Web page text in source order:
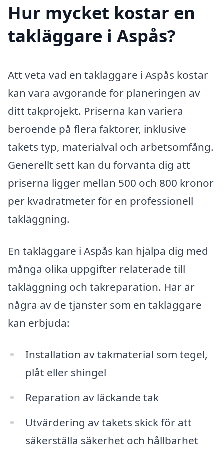
Hur mycket kostar en
takläggare i Aspås?
Att veta vad en takläggare i Aspås kostar
kan vara avgörande för planeringen av
ditt takprojekt. Priserna kan variera
beroende på flera faktorer, inklusive
takets typ, materialval och arbetsomfång.
Generellt sett kan du förvänta dig att
priserna ligger mellan 500 och 800 kronor
per kvadratmeter för en professionell
takläggning.
En takläggare i Aspås kan hjälpa dig med
många olika uppgifter relaterade till
takläggning och takreparation. Här är
några av de tjänster som en takläggare
kan erbjuda:
Installation av takmaterial som tegel,
plåt eller shingel
Reparation av läckande tak
Utvärdering av takets skick för att
säkerställa säkerhet och hållbarhet